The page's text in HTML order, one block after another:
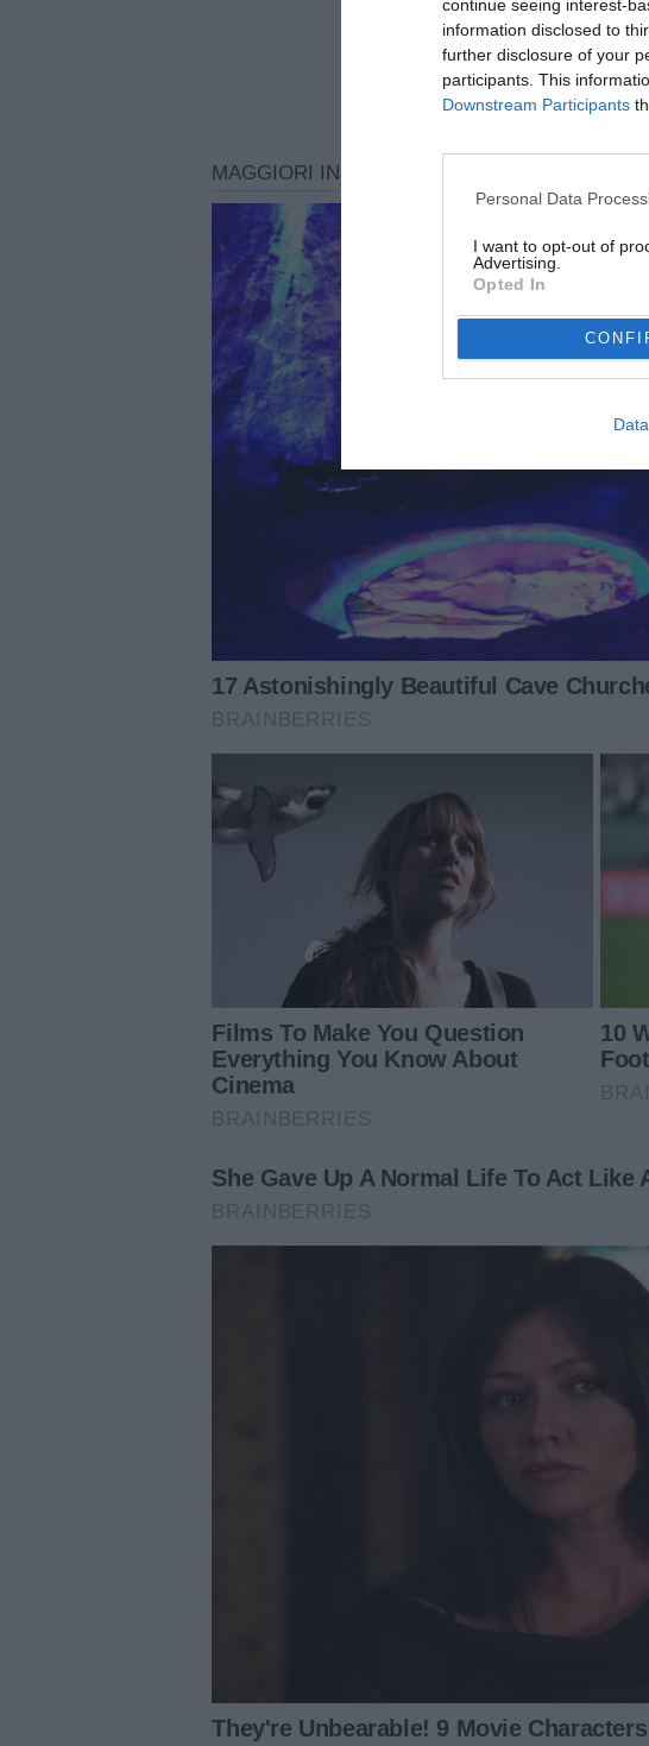
continue seeing interest-
information disclosed to
further disclosure of your
participants. This
Downstream Participants
Personal Data
I want to opt-out of
Advertising.
Opted In